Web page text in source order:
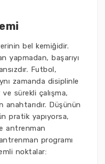
bel kemiğidir.
yapmadan, başarıyı
Futbol,
zamanda disiplinle
sürekli çalışma,
anahtarıdır. Düşünün
pratik yapıyorsa,
antrenman
programı
noktalar: